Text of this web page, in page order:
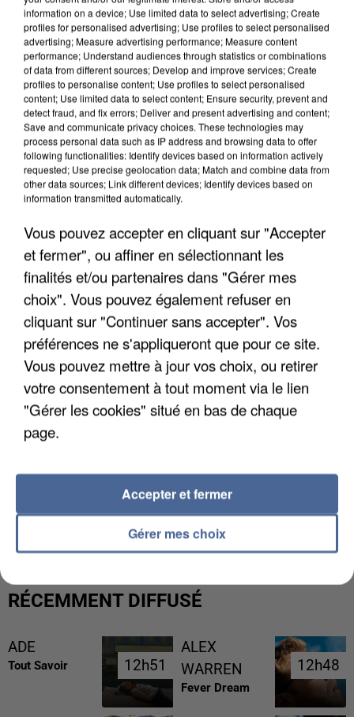
APRÈS TOUTES CES CANICULES, LES REFUGES
L’UN DES FONDATEURS SUPPOSÉS DE LA DZ
MAFIA INTERPELLÉ EN ALGÉRIE
RÉCEMMENT DIFFUSÉ
ADE
Tout Savoir 12h51
12h51
ALEX
WARREN
Fever Dream
12h48
12h48
information on a device; Use limited data to select advertising; Create
profiles for personalised advertising; Use profiles to select personalised
advertising; Measure advertising performance; Measure content
performance; Understand audiences through statistics or combinations
of data from different sources; Develop and improve services; Create
profiles to personalise content; Use profiles to select personalised
content; Use limited data to select content; Ensure security, prevent and
detect fraud, and fix errors; Deliver and present advertising and content;
Save and communicate privacy choices. These technologies may
process personal data such as IP address and browsing data to offer
following functionalities: Identify devices based on information actively
requested; Use precise geolocation data; Match and combine data from
other data sources; Link different devices; Identify devices based on
information transmitted automatically.
Vous pouvez accepter en cliquant sur "Accepter
et fermer", ou affiner en sélectionnant les
finalités et/ou partenaires dans "Gérer mes
choix". Vous pouvez également refuser en
cliquant sur "Continuer sans accepter". Vos
préférences ne s'appliqueront que pour ce site.
Vous pouvez mettre à jour vos choix, ou retirer
votre consentement à tout moment via le lien
"Gérer les cookies" situé en bas de chaque
page.
Gérer mes choix
Accepter et fermer